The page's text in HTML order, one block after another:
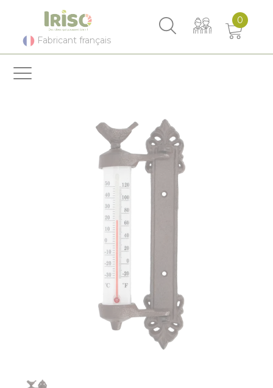
Fabricant français
0
Panneau de gestion des cookies